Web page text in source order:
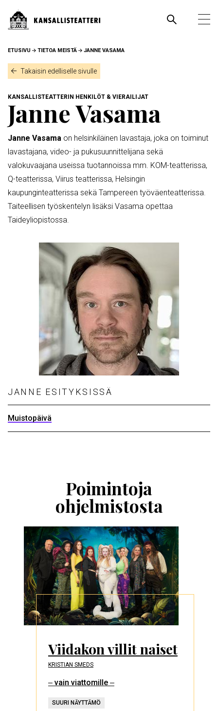
pääsisältöön
MURUPOLKU
ETUSIVU TIETOA MEISTÄ JANNE VASAMA
Takaisin edelliselle sivulle
KANSALLISTEATTERIN HENKILÖT & VIERAILIJAT
Janne Vasama
Janne Vasama on helsinkiläinen lavastaja, joka on toiminut
lavastajana, video- ja pukusuunnittelijana sekä
valokuvaajana useissa tuotannoissa mm. KOM-teatterissa,
Q-teatterissa, Viirus teatterissa, Helsingin
kaupunginteatterissa sekä Tampereen työväenteatterissa.
Taiteellisen työskentelyn lisäksi Vasama opettaa
Taideyliopistossa.
JANNE ESITYKSISSÄ
Muistopäivä
Poimintoja
ohjelmistosta
Viidakon villit naiset
KRISTIAN SMEDS
‒ vain viattomille ‒
SUURI NÄYTTÄMÖ